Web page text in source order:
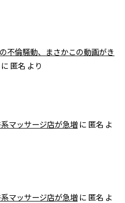
不倫騒動、まさかこの動画がき
に 匿名 より
マッサージ店が急増 に 匿名 よ
マッサージ店が急増 に 匿名 よ